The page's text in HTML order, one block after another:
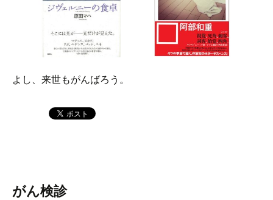
よし、来世もがんばろう。
がん検診